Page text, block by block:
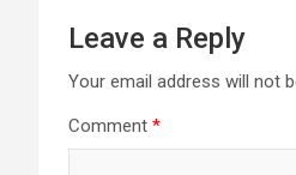
Leave a Reply
Your email address will not
Comment *